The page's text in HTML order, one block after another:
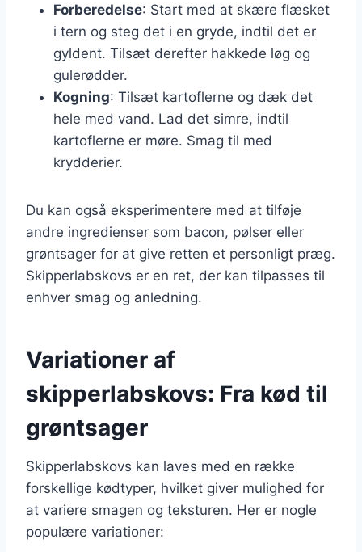
Forberedelse: Start med at skære flæsket
i tern og steg det i en gryde, indtil det er
gyldent. Tilsæt derefter hakkede løg og
gulerødder.
Kogning: Tilsæt kartoflerne og dæk det
hele med vand. Lad det simre, indtil
kartoflerne er møre. Smag til med
krydderier.
Du kan også eksperimentere med at tilføje
andre ingredienser som bacon, pølser eller
grøntsager for at give retten et personligt præg.
Skipperlabskovs er en ret, der kan tilpasses til
enhver smag og anledning.
Variationer af
skipperlabskovs: Fra kød til
grøntsager
Skipperlabskovs kan laves med en række
forskellige kødtyper, hvilket giver mulighed for
at variere smagen og teksturen. Her er nogle
populære variationer: